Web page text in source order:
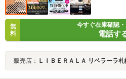
無
料
今すぐ在庫確認
電話す
販売店： ＬＩＢＥＲＡＬＡ リベラーラ